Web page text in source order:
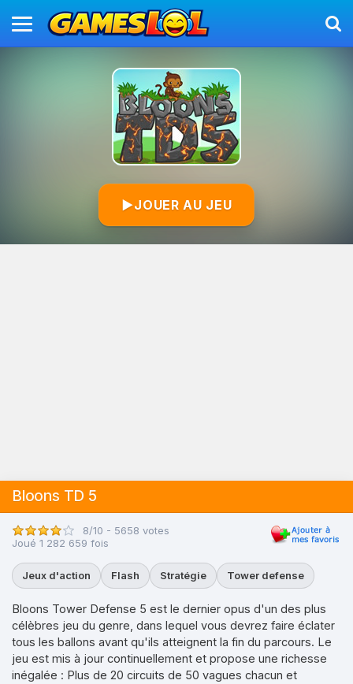
▶JOUER AU JEU
Bloons TD 5
8/10 - 5658 votes
Joué 1 282 659 fois
Jeux d'action Flash Stratégie Tower defense
Bloons Tower Defense 5 est le dernier opus d'un des plus
célèbres jeu du genre, dans lequel vous devrez faire éclater
tous les ballons avant qu'ils atteignent la fin du parcours. Le
jeu est mis à jour continuellement et propose une richesse
inégalée : Plus de 20 circuits de 50 vagues chacun et